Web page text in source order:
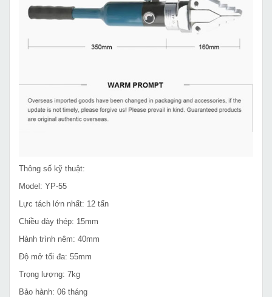
Thông số kỹ thuật:
Model: YP-55
Lực tách lớn nhất: 12 tấn
Chiều dày thép: 15mm
Hành trình nêm: 40mm
Độ mở tối đa: 55mm
Trọng lượng: 7kg
Bảo hành: 06 tháng